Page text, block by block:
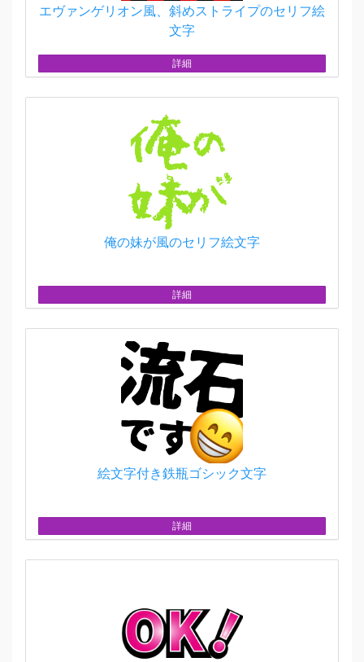
エヴァンゲリオン風、斜めストライプのセリフ絵
文字
詳細
俺の妹が風のセリフ絵文字
詳細
絵文字付き鉄瓶ゴシック文字
詳細